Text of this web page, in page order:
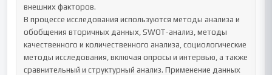
внешних факторов.
В процессе исследования используются методы анализа и
обобщения вторичных данных, SWOT-анализ, методы
качественного и количественного анализа, социологические
методы исследования, включая опросы и интервью, а также
сравнительный и структурный анализ. Применение данных